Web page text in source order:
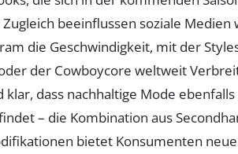
beeinflussen soziale Medien
die Geschwindigkeit, mit der
der Cowboycore weltweit
klar, dass nachhaltige Mode
– die Kombination aus
bietet Konsumenten neue